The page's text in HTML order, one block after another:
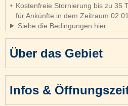
Über das Gebiet
Infos &
Kostenfreie Stornierung bis zu 35
für Ankünfte in dem Zeitraum
Siehe die Bedingungen hier